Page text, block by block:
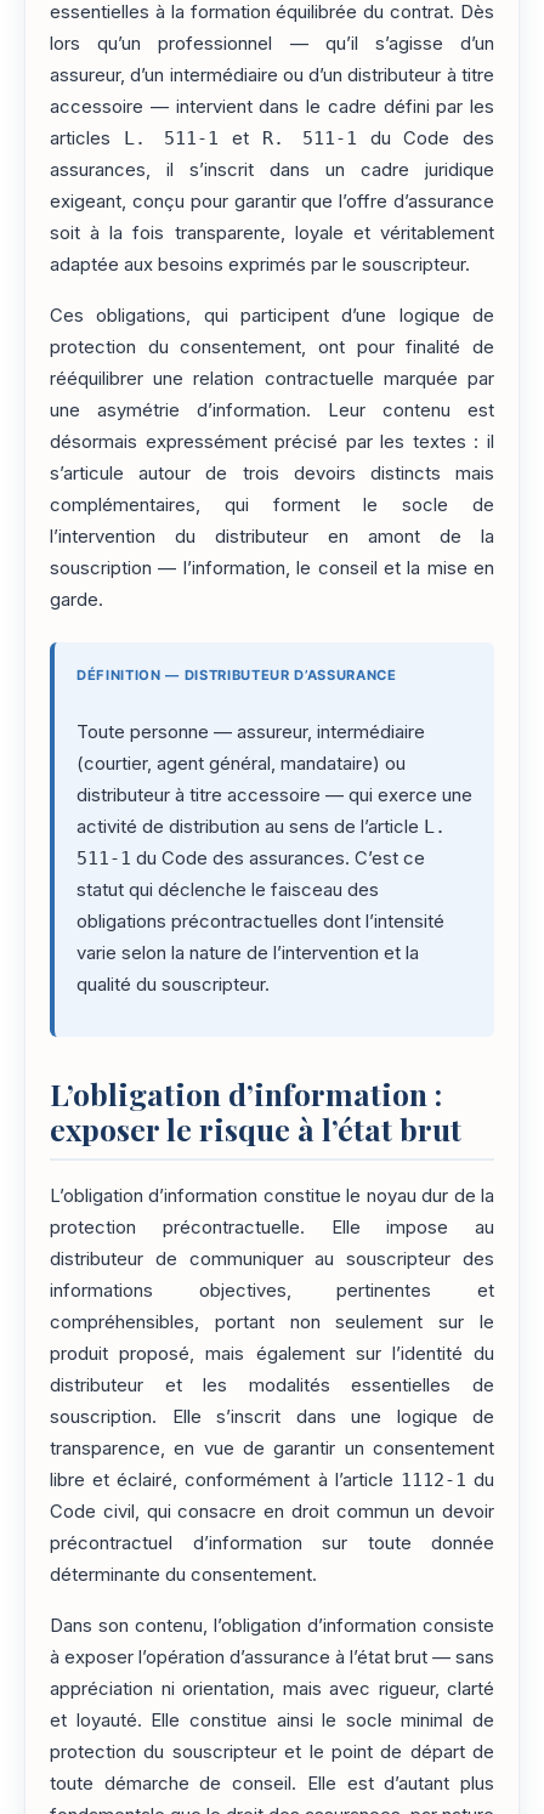
essentielles à la formation équilibrée du contrat. Dès
lors qu’un professionnel — qu’il s’agisse d’un
assureur, d’un intermédiaire ou d’un distributeur à titre
accessoire — intervient dans le cadre défini par les
articles L. 511-1 et R. 511-1 du Code des
assurances, il s’inscrit dans un cadre juridique
exigeant, conçu pour garantir que l’offre d’assurance
soit à la fois transparente, loyale et véritablement
adaptée aux besoins exprimés par le souscripteur.
Ces obligations, qui participent d’une logique de
protection du consentement, ont pour finalité de
rééquilibrer une relation contractuelle marquée par
une asymétrie d’information. Leur contenu est
désormais expressément précisé par les textes : il
s’articule autour de trois devoirs distincts mais
complémentaires, qui forment le socle de
l’intervention du distributeur en amont de la
souscription — l’information, le conseil et la mise en
garde.
DÉFINITION — DISTRIBUTEUR D’ASSURANCE
Toute personne — assureur, intermédiaire
(courtier, agent général, mandataire) ou
distributeur à titre accessoire — qui exerce une
activité de distribution au sens de l’article L.
511-1 du Code des assurances. C’est ce
statut qui déclenche le faisceau des
obligations précontractuelles dont l’intensité
varie selon la nature de l’intervention et la
qualité du souscripteur.
L’obligation d’information :
exposer le risque à l’état brut
L’obligation d’information constitue le noyau dur de la
protection précontractuelle. Elle impose au
distributeur de communiquer au souscripteur des
informations objectives, pertinentes et
compréhensibles, portant non seulement sur le
produit proposé, mais également sur l’identité du
distributeur et les modalités essentielles de
souscription. Elle s’inscrit dans une logique de
transparence, en vue de garantir un consentement
libre et éclairé, conformément à l’article 1112-1 du
Code civil, qui consacre en droit commun un devoir
précontractuel d’information sur toute donnée
déterminante du consentement.
Dans son contenu, l’obligation d’information consiste
à exposer l’opération d’assurance à l’état brut — sans
appréciation ni orientation, mais avec rigueur, clarté
et loyauté. Elle constitue ainsi le socle minimal de
protection du souscripteur et le point de départ de
toute démarche de conseil. Elle est d’autant plus